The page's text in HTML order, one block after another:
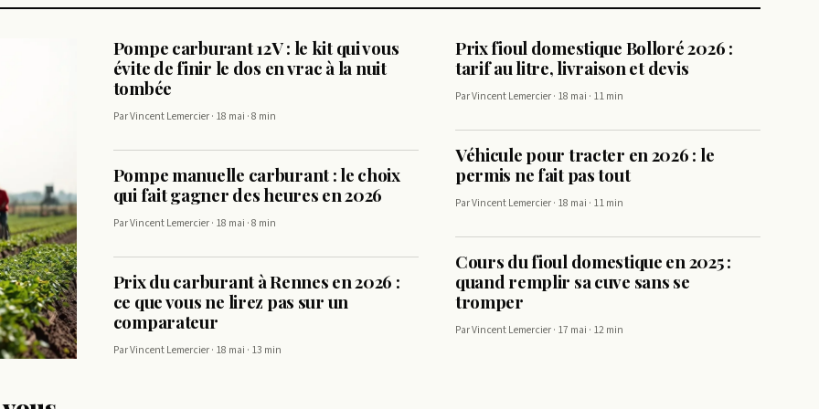
Pompe carburant 12V : le kit qui vous
évite de finir le dos en vrac à la nuit
tombée
Par Vincent Lemercier · 18 mai · 8 min
Pompe manuelle carburant : le choix
qui fait gagner des heures en 2026
Par Vincent Lemercier · 18 mai · 8 min
Prix du carburant à Rennes en 2026 :
ce que vous ne lirez pas sur un
comparateur
Par Vincent Lemercier · 18 mai · 13 min
Prix fioul domestique Bolloré 2026 :
tarif au litre, livraison et devis
Par Vincent Lemercier · 18 mai · 11 min
Véhicule pour tracter en 2026 : le
permis ne fait pas tout
Par Vincent Lemercier · 18 mai · 11 min
Cours du fioul domestique en 2025 :
quand remplir sa cuve sans se
tromper
Par Vincent Lemercier · 17 mai · 12 min